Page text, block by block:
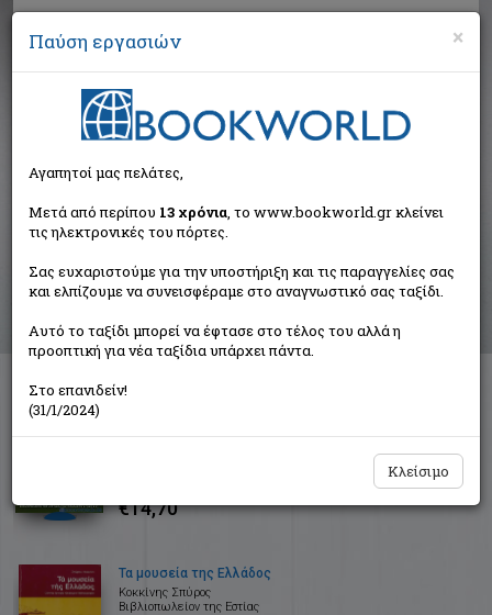
Αναζήτηση
Αποτελέσματα αναζήτησης
Συγγραφέας: Κοκκίνης Σπύρος (3 βιβλία)
Ταξινόμηση ανά:
Τα μοναστήρια της Ελλάδος
€14,70
Τα μουσεία της Ελλάδος
Κοκκίνης Σπύρος
Βιβλιοπωλείον της Εστίας
×
Παύση εργασιών
Αγαπητοί μας πελάτες,
Μετά από περίπου 13 χρόνια, το www.bookworld.gr κλείνει
τις ηλεκτρονικές του πόρτες.
Σας ευχαριστούμε για την υποστήριξη και τις παραγγελίες σας
και ελπίζουμε να συνεισφέραμε στο αναγνωστικό σας ταξίδι.
Αυτό το ταξίδι μπορεί να έφτασε στο τέλος του αλλά η
προοπτική για νέα ταξίδια υπάρχει πάντα.
Στο επανιδείν!
(31/1/2024)
Κλείσιμο